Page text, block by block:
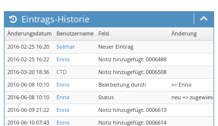
Eintrags-Historie
Änderungsdatum Benutzername Feld
Änderung
2016-02-25 16:20
Solthar
Neuer Eintrag
2016-02-25 16:22
Enno
Notiz hinzugefügt: 0006488
2016-03-20 18:36
CTD
Notiz hinzugefügt: 0006508
2016-06-08 10:10
Enno Bearbeitung durch
=> Enno
2016-06-08 10:10
Enno Status
neu =>
2016-06-09 21:22
Enno
Notiz hinzugefügt: 0006613
2016-06-10 07:43
Enno Notiz hinzugefügt: 0006614